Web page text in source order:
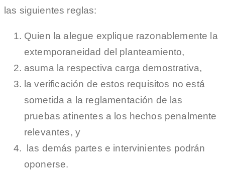
las siguientes reglas:
Quien la alegue explique razonablemente la
extemporaneidad del planteamiento,
asuma la respectiva carga demostrativa,
la verificación de estos requisitos no está
sometida a la reglamentación de las
pruebas atinentes a los hechos penalmente
relevantes, y
las demás partes e intervinientes podrán
oponerse.